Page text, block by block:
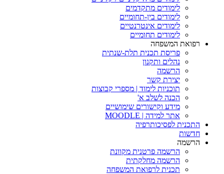
לימודים מתקדמים
לימודים בין-תחומיים
לימודים אינטרנטיים
לימודים תחומיים
רפואת המשפחה
פריסת תכנית תלת-שנתית
נהלים ותקנון
הרשמה
יצירת קשר
תוכניות לימוד | מספרי קבוצות
הכנה לשלב א'
מידע וקישורים שימושיים
אתר למידה | MOODLE
התכנית לפסיכותרפיה
חדשות
הרשמה
הרשמה פרטנית מקוונת
הרשמה מחלקתית
תכנית לרפואת המשפחה